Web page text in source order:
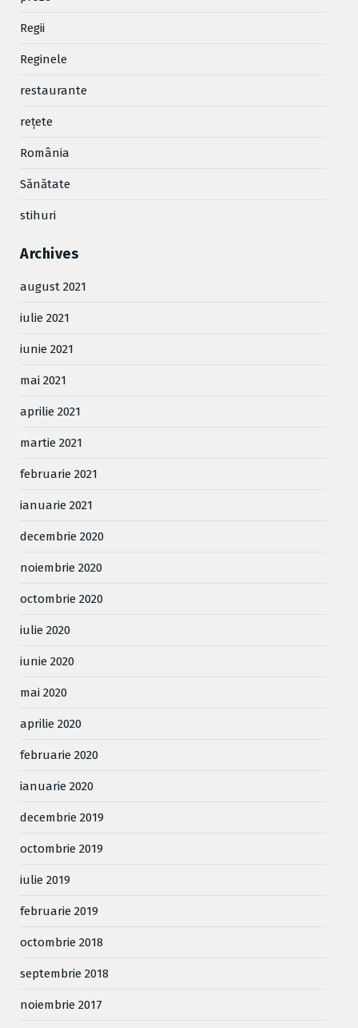
Regii
Reginele
restaurante
reţete
România
Sănătate
stihuri
Archives
august 2021
iulie 2021
iunie 2021
mai 2021
aprilie 2021
martie 2021
februarie 2021
ianuarie 2021
decembrie 2020
noiembrie 2020
octombrie 2020
iulie 2020
iunie 2020
mai 2020
aprilie 2020
februarie 2020
ianuarie 2020
decembrie 2019
octombrie 2019
iulie 2019
februarie 2019
octombrie 2018
septembrie 2018
noiembrie 2017